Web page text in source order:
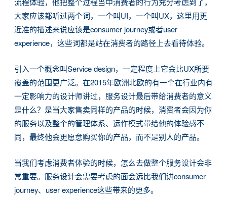
大家应该都听过两个词，一个叫UI，一个叫UX，这里用更
近准的描述来说应该是consumer journey或者user
experience，这些词都是站在消费者的路径上去看待体验。
引入一个概念叫Service design，一定程度上它会比UX所要
覆盖的范围更广泛。在2015年欧洲北欧的有一个在行业内有
一定影响力的设计师讲过，服务设计最后带给消费者的意义
是什么？是当大家售卖同样的产品的时候，消费者会因为你
的服务以及整个的管理体系、运作模式带给他的体验感不
同，最终他会更愿意购买你的产品，而不是别人的产品。
当我们考虑消费者体验的时候，怎么去做整个服务设计会非
常重要。服务设计会需要考虑的面会远比我们讲consumer
journey、user experience这些带来的更多。